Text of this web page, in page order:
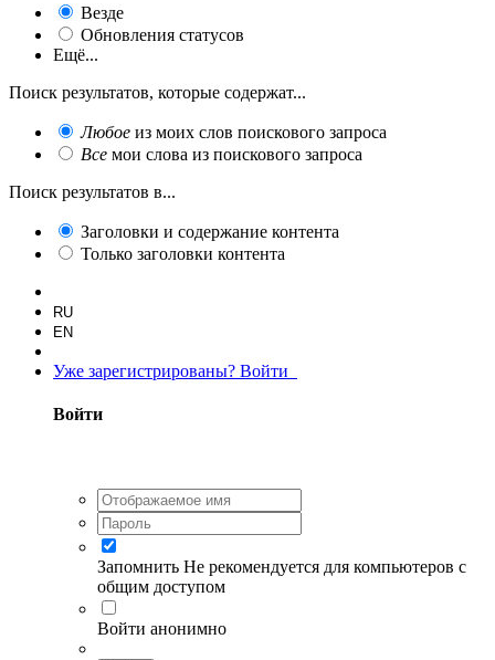
Везде
Обновления статусов
Ещё...
Поиск результатов, которые содержат...
Любое из моих слов поискового запроса
Все мои слова из поискового запроса
Поиск результатов в...
Заголовки и содержание контента
Только заголовки контента
RU
EN
Уже зарегистрированы? Войти
Войти
Запомнить Не рекомендуется для компьютеров с
общим доступом
Войти анонимно